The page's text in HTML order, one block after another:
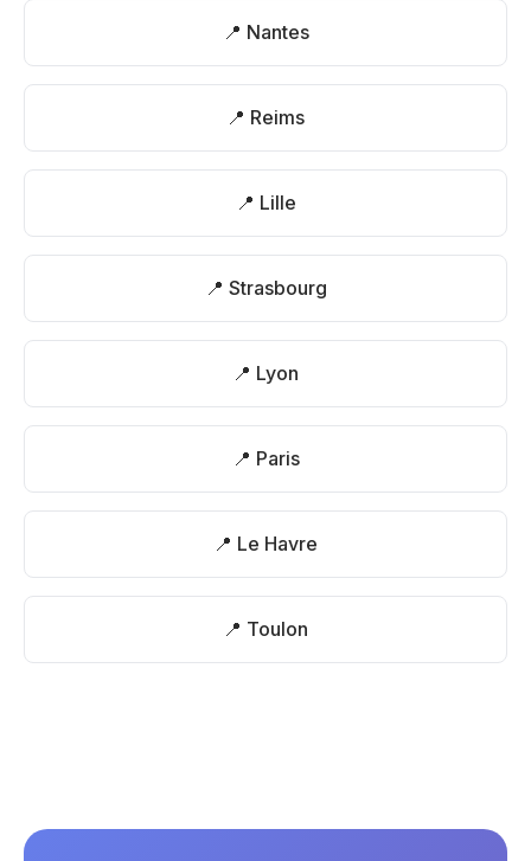
📍 Nantes
📍 Reims
📍 Lille
📍 Strasbourg
📍 Lyon
📍 Paris
📍 Le Havre
📍 Toulon